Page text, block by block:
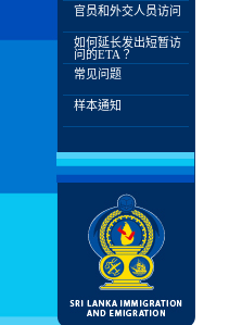
官员和外交人员访问
如何延长发出短暂访
问的ETA？
常见问题
样本通知